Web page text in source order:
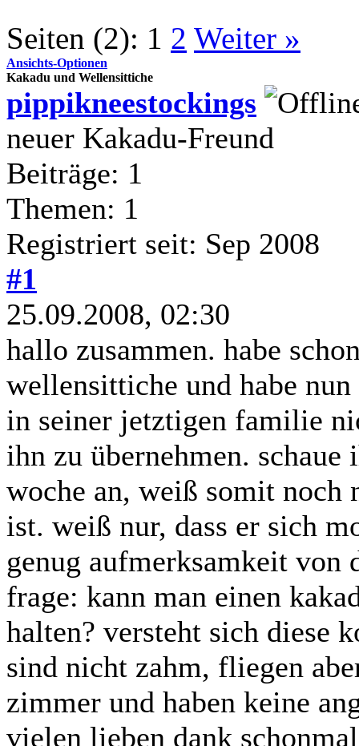
Seiten (2): 1 2 Weiter »
Ansichts-Optionen
Kakadu und Wellensittiche
pippikneestockings
neuer Kakadu-Freund
Beiträge: 1
Themen: 1
Registriert seit: Sep 2008
#1
25.09.2008, 02:30
hallo zusammen. habe
wellensittiche und habe
in seiner jetztigen familie
ihn zu übernehmen.
woche an, weiß somit noch
ist. weiß nur, dass er sich
genug aufmerksamkeit
frage: kann man einen
halten? versteht sich diese
sind nicht zahm, fliegen
zimmer und haben keine
vielen lieben dank